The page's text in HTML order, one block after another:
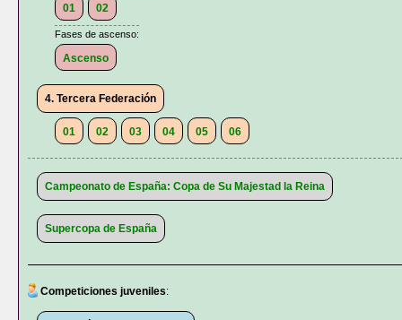
01 02
Fases de ascenso:
Ascenso
4. Tercera Federación
01 02 03 04 05 06
Campeonato de España: Copa de Su Majestad la Reina
Supercopa de España
Competiciones juveniles: